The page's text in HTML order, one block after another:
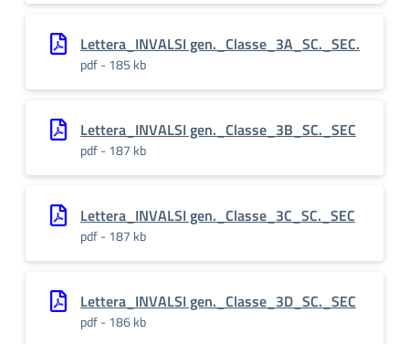
Lettera_INVALSI gen._Classe_3A_SC._SEC.
pdf - 185 kb
Lettera_INVALSI gen._Classe_3B_SC._SEC
pdf - 187 kb
Lettera_INVALSI gen._Classe_3C_SC._SEC
pdf - 187 kb
Lettera_INVALSI gen._Classe_3D_SC._SEC
pdf - 186 kb